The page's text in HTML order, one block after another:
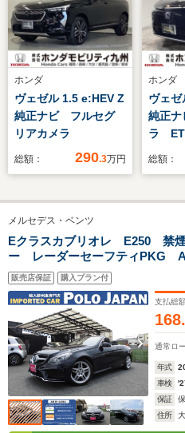
ホンダ
ヴェゼル 1.5 e:HEV Z
純正ナビ フルセグ
リアカメラ
総額： 290.3万円
ホンダ
ヴェ
純正
ラ
総額：
メルセデス・ベンツ
Eクラスカブリオレ E250 禁
ー レーダーセーフティ
ストロニックプラス 黒革パワ
ー エアスカーフ ナビTV
販売店保証 購入プラン付
支払総
168.
通常ロ
年式
車検
保証
住所